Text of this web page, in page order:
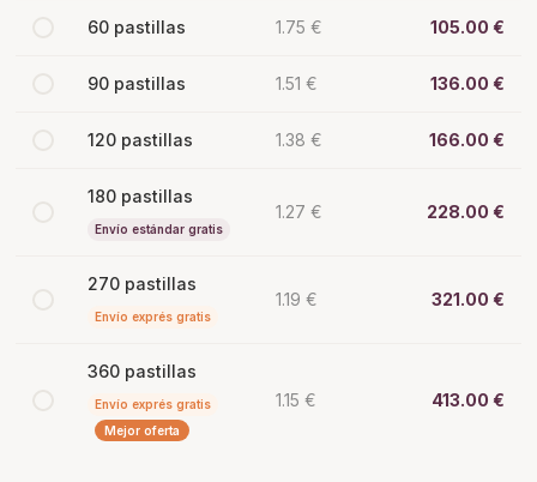
60 pastillas 1.75 € 105.00 €
90 pastillas 1.51 € 136.00 €
120 pastillas 1.38 € 166.00 €
180 pastillas
Envío estándar gratis
1.27 € 228.00 €
270 pastillas
Envío exprés gratis
1.19 € 321.00 €
360 pastillas
Envío exprés gratis
Mejor oferta
1.15 € 413.00 €